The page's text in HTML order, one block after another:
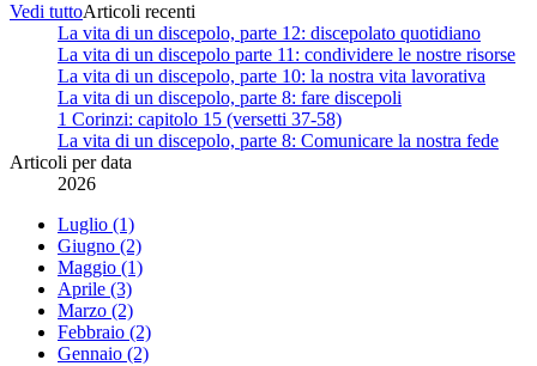
Vedi tuttoArticoli recenti
La vita di un discepolo, parte 12: discepolato quotidiano
La vita di un discepolo parte 11: condividere le nostre risorse
La vita di un discepolo, parte 10: la nostra vita lavorativa
La vita di un discepolo, parte 8: fare discepoli
1 Corinzi: capitolo 15 (versetti 37-58)
La vita di un discepolo, parte 8: Comunicare la nostra fede
Articoli per data
2026
Luglio (1)
Giugno (2)
Maggio (1)
Aprile (3)
Marzo (2)
Febbraio (2)
Gennaio (2)